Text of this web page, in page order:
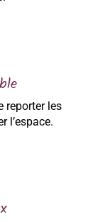
reporter les
l’espace.